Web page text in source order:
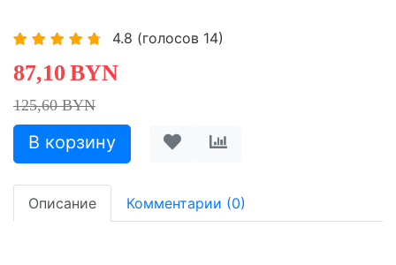
4.8 (голосов 14)
87,10 BYN
125,60 BYN
Описание Комментарии (0)